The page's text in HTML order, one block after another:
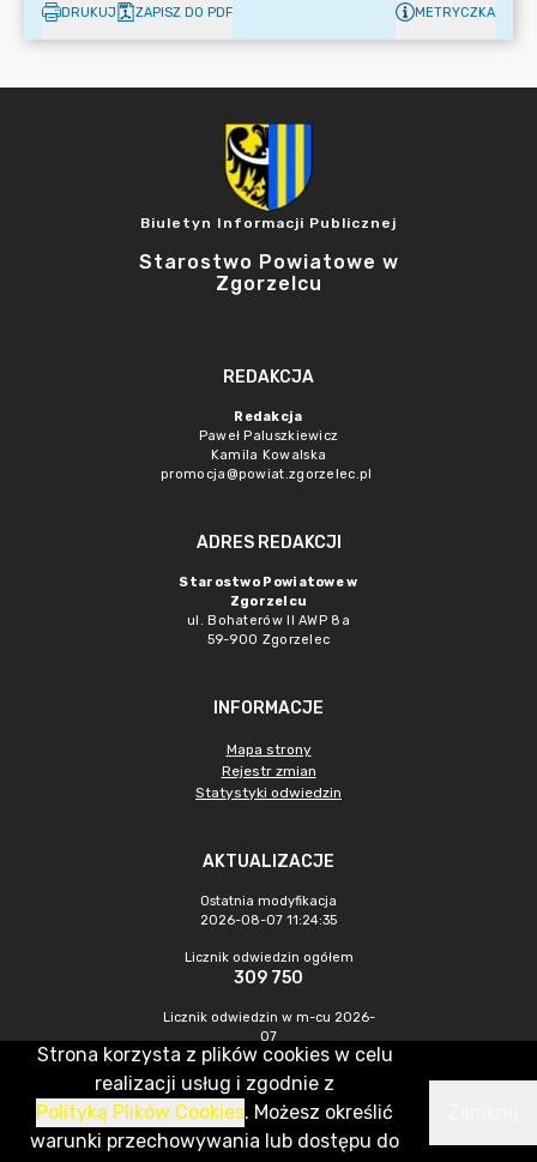
DRUKUJ ZAPISZ DO PDF METRYCZKA
Biuletyn Informacji Publicznej
Starostwo Powiatowe w
Zgorzelcu
REDAKCJA
Redakcja
Paweł Paluszkiewicz
Kamila Kowalska
promocja@powiat.zgorzelec.pl
ADRES REDAKCJI
Starostwo Powiatowe w
Zgorzelcu
ul. Bohaterów II AWP 8a
59-900 Zgorzelec
INFORMACJE
Mapa strony
Rejestr zmian
Statystyki odwiedzin
AKTUALIZACJE
Ostatnia modyfikacja
2026-08-07 11:24:35
Licznik odwiedzin ogółem
309 750
Licznik odwiedzin w m-cu 2026-
07
448
CMS & Hosting: Nefeni Sp. z o.o.
Strona korzysta z plików cookies w celu
realizacji usług i zgodnie z
Polityką Plików Cookies. Możesz określić
warunki przechowywania lub dostępu do